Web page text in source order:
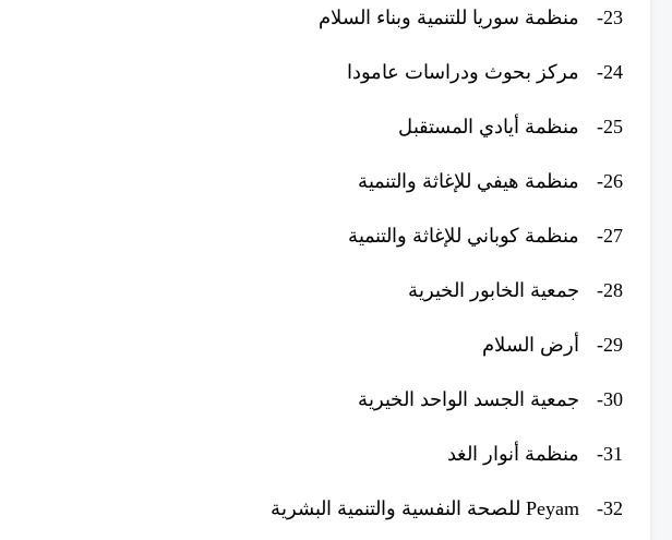
23- منظمة سوريا للتنمية وبناء السلام
24- مركز بحوث ودراسات عامودا
25- منظمة أيادي المستقبل
26- منظمة هيفي للإغاثة والتنمية
27- منظمة كوباني للإغاثة والتنمية
28- جمعية الخابور الخيرية
29- أرض السلام
30- جمعية الجسد الواحد الخيرية
31- منظمة أنوار الغد
32- Peyam للصحة النفسية والتنمية البشرية